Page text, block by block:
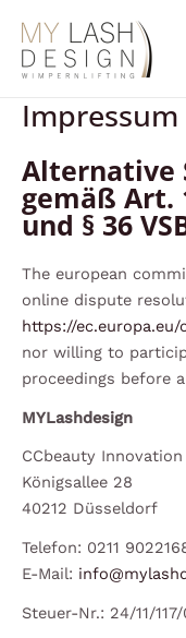
Inhalt
springen
Impressum
Alternative
gemäß Art.
und § 36
The european
online dispute
https://
nor willing to
proceedings before
MYLashdesign
CCbeauty Innovation
Königsallee 28
40212 Düsseldorf
Telefon: 0211
E-Mail:
Steuer-Nr.: 24/11/